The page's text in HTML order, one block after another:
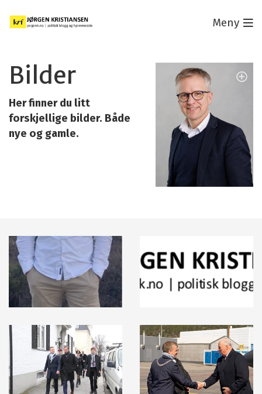
Meny
Bilder
Her finner du litt
forskjellige bilder. Både
nye og gamle.